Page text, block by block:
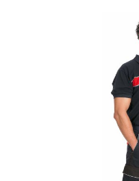
Pantalon de
Type Extra
Coupe moderne,
à la taille, diverses